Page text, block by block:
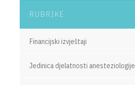
RUBRIKE
Financijski izvještaji
Jedinica djelatnosti anesteziologije